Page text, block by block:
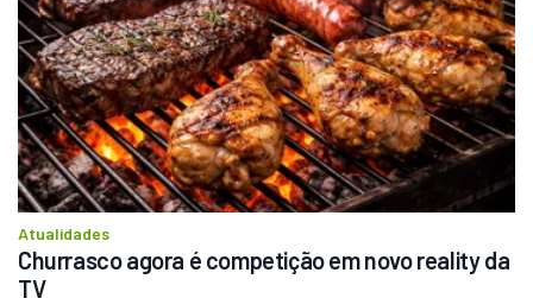
Atualidades
Churrasco agora é competição em novo reality da
TV